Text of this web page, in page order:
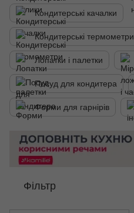
Кондитерські качалки
Кондитерські термометри
Лопатки і палетки
Посуд для кондитера
Форми для гарнірів
Фільтр